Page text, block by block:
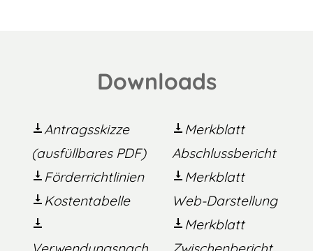
Downloads
Antragsskizze
(ausfüllbares PDF)
Förderrichtlinien
Kostentabelle
Merkblatt
Abschlussbericht
Merkblatt
Web-Darstellung
Merkblatt